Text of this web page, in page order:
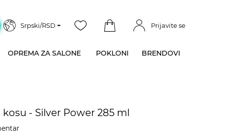
Srpski/RSD Prijavite se
OPREMA ZA SALONE POKLONI BRENDOVI
- Silver Power 285 ml